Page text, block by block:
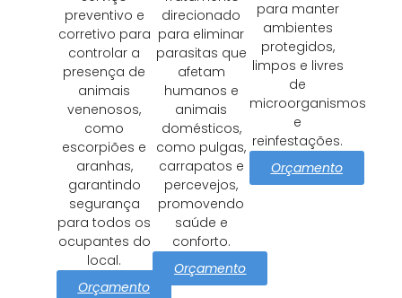
preventivo e
corretivo para
controlar a
presença de
animais
venenosos,
como
escorpiões e
aranhas,
garantindo
segurança
para todos os
ocupantes do
local.
Orçamento
direcionado
para eliminar
parasitas que
afetam
humanos e
animais
domésticos,
como pulgas,
carrapatos e
percevejos,
promovendo
saúde e
conforto.
Orçamento
para manter
ambientes
protegidos,
limpos e livres
de
microorganismos
e
reinfestações.
Orçamento